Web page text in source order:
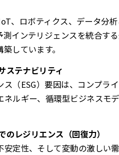
、ロボティクス、データ分
測インテリジェンスを統合す
しています。
ステナビリティ
（ESG）要因は、コンプラ
ネルギー、循環型ビジネスモ
レジリエンス（回復力）
安定性、そして変動の激しい